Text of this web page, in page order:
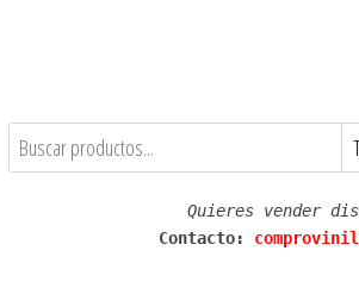
Quieres vender
Contacto: